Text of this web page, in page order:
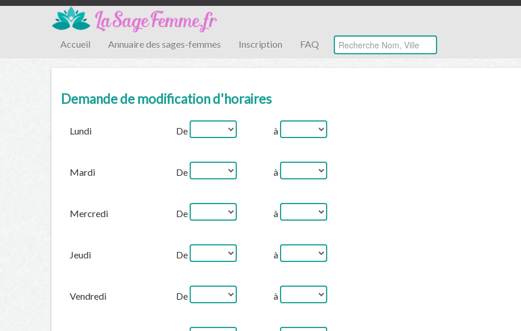
Accueil Annuaire des sages-femmes Inscription FAQ
Demande de modification d'horaires
Lundi De à
Mardi De à
Mercredi De à
Jeudi De à
Vendredi De à